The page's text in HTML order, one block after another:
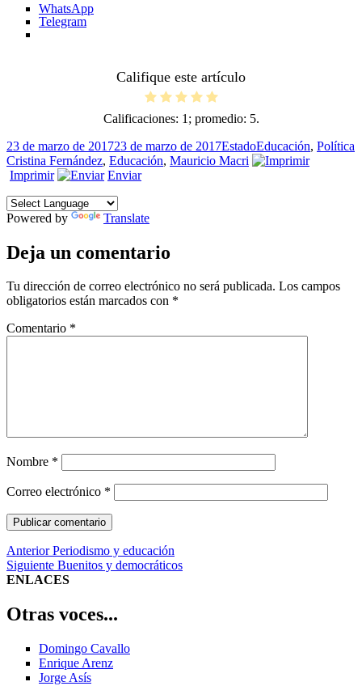
WhatsApp
Telegram
Califique este artículo
Calificaciones: 1 ; promedio: 5.
Publicado
el
23 de marzo de 201723 de marzo de 2017Formato
EstadoCategorías
Educación, Política
Cristina Fernández, Educación, Mauricio Macri
Imprimir
Enviar
Powered by Translate
Deja un comentario
Tu dirección de correo electrónico no será publicada. Los campos
obligatorios están marcados con *
Comentario *
Nombre *
Correo electrónico *
Navegación
de
Anterior Entrada
anterior:
Periodismo y educación
Siguiente Entrada
siguiente:
Buenitos y democráticos
ENLACES
Otras voces...
Domingo Cavallo
Enrique Arenz
Jorge Asís